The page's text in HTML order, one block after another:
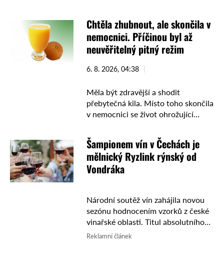
případy, které působí až neuvěřitelně, …
Chtěla zhubnout, ale skončila v
nemocnici. Příčinou byl až
neuvěřitelný pitný režim
6. 8. 2026, 04:38
Měla být zdravější a shodit
přebytečná kila. Místo toho skončila
v nemocnici se život ohrožující
dlouho unikala. Nakonec se ukázalo,
že za jejími potížemi stál zdánlivě …
Šampionem vín v Čechách je
mělnický Ryzlink rýnský od
Vondráka
Národní soutěž vín zahájila novou
sezónu hodnocením vzorků z české
vinařské oblasti. Titul absolutního
Šampiona a vítězství v prestižní
Reklamní článek